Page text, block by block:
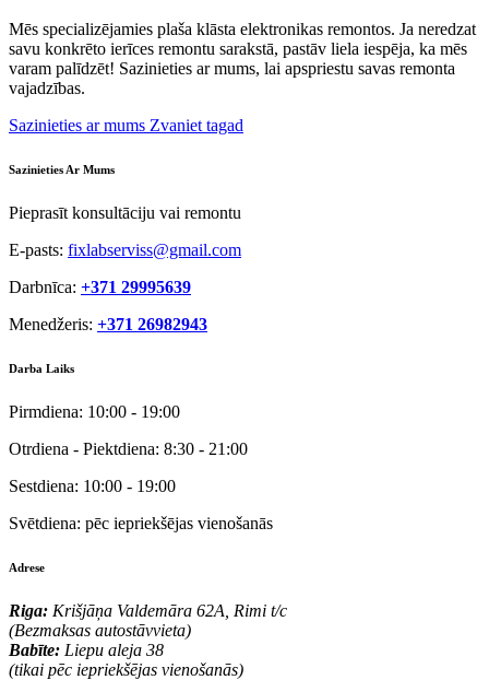
Mēs specializējamies plaša klāsta elektronikas remontos. Ja neredzat
savu konkrēto ierīces remontu sarakstā, pastāv liela iespēja, ka mēs
varam palīdzēt! Sazinieties ar mums, lai apspriestu savas remonta
vajadzības.
Sazinieties ar mums Zvaniet tagad
Sazinieties Ar Mums
Pieprasīt konsultāciju vai remontu
E-pasts: fixlabserviss@gmail.com
Darbnīca: +371 29995639
Menedžeris: +371 26982943
Darba Laiks
Pirmdiena: 10:00 - 19:00
Otrdiena - Piektdiena: 8:30 - 21:00
Sestdiena: 10:00 - 19:00
Svētdiena: pēc iepriekšējas vienošanās
Adrese
Riga: Krišjāņa Valdemāra 62A, Rimi t/c
(Bezmaksas autostāvvieta)
Babīte: Liepu aleja 38
(tikai pēc iepriekšējas vienošanās)